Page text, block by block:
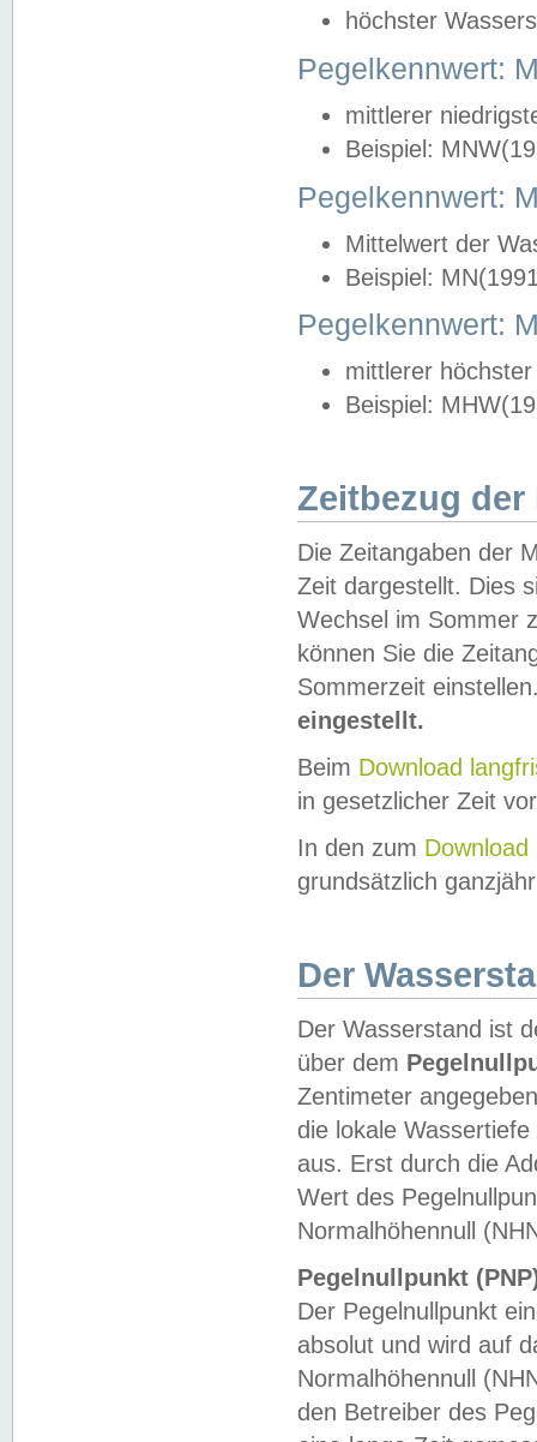
höchster
Pegelkennwert:
mittlerer
Beispiel:
Pegelkennwert:
Mittelwert der
Beispiel:
Pegelkennwert:
mittlerer
Beispiel:
Zeitbezug der
Die Zeitangaben der
Zeit dargestellt. Dies
Wechsel im Sommer
können Sie die
Sommerzeit
eingestellt.
Beim Download
in gesetzlicher Zeit
In den zum Download
grundsätzlich
Der
Der Wasserstand ist
über dem
Zentimeter
die lokale
aus. Erst durch die
Wert des
Normalhöhennull
Pegelnullpunkt
Der Pegelnullpunkt
absolut und wird auf
Normalhöhennull
den Betreiber des